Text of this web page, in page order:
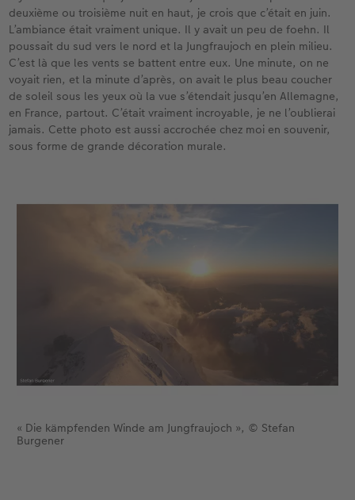
deuxième ou troisième nuit en haut, je crois que c’était en juin.
L’ambiance était vraiment unique. Il y avait un peu de foehn. Il
poussait du sud vers le nord et la Jungfraujoch en plein milieu.
C’est là que les vents se battent entre eux. Une minute, on ne
voyait rien, et la minute d’après, on avait le plus beau coucher
de soleil sous les yeux où la vue s’étendait jusqu’en Allemagne,
en France, partout. C’était vraiment incroyable, je ne l’oublierai
jamais. Cette photo est aussi accrochée chez moi en souvenir,
sous forme de grande décoration murale.
« Die kämpfenden Winde am Jungfraujoch », © Stefan
Burgener